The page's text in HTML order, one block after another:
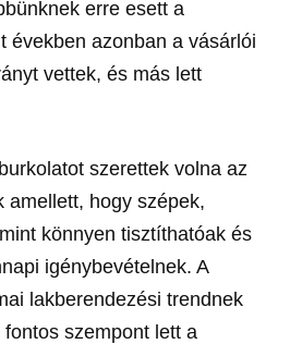
erre esett a
években azonban a vásárlói
vettek, és más lett
szerettek volna az
amellett, hogy szépek,
könnyen tisztíthatóak és
igénybevételnek. A
lakberendezési trendnek
szempont lett a